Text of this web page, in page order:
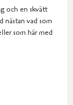
och en skvätt
nästan vad som
som här med